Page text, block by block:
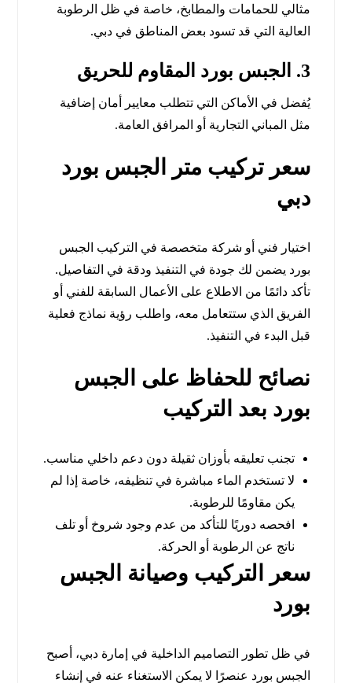
مثالي للحمامات والمطابخ، خاصة في ظل الرطوبة
العالية التي قد تسود بعض المناطق في دبي.
3. الجبس بورد المقاوم للحريق
يُفضل في الأماكن التي تتطلب معايير أمان إضافية
مثل المباني التجارية أو المرافق العامة.
سعر تركيب متر الجبس بورد
دبي
اختيار فني أو شركة متخصصة في التركيب الجبس
بورد يضمن لك جودة في التنفيذ ودقة في التفاصيل.
تأكد دائمًا من الاطلاع على الأعمال السابقة للفني أو
الفريق الذي ستتعامل معه، واطلب رؤية نماذج فعلية
قبل البدء في التنفيذ.
نصائح للحفاظ على الجبس
بورد بعد التركيب
تجنب تعليقه بأوزان ثقيلة دون دعم داخلي مناسب.
لا تستخدم الماء مباشرة في تنظيفه، خاصة إذا لم
يكن مقاومًا للرطوبة.
افحصه دوريًا للتأكد من عدم وجود شروخ أو تلف
ناتج عن الرطوبة أو الحركة.
سعر التركيب وصيانة الجبس
بورد
في ظل تطور التصاميم الداخلية في إمارة دبي، أصبح
الجبس بورد عنصرًا لا يمكن الاستغناء عنه في إنشاء